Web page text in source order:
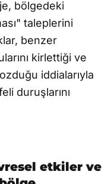
bölgedeki
taleplerini
benzer
kirlettiği ve
iddialarıyla
duruşlarını
etkiler ve